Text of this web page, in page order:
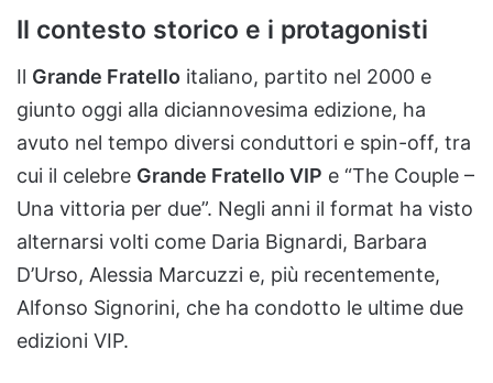
Il contesto storico e i protagonisti
Il Grande Fratello italiano, partito nel 2000 e
giunto oggi alla diciannovesima edizione, ha
avuto nel tempo diversi conduttori e spin-off, tra
cui il celebre Grande Fratello VIP e “The Couple –
Una vittoria per due”. Negli anni il format ha visto
alternarsi volti come Daria Bignardi, Barbara
D’Urso, Alessia Marcuzzi e, più recentemente,
Alfonso Signorini, che ha condotto le ultime due
edizioni VIP.